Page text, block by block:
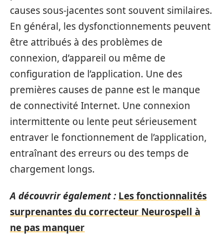
causes sous-jacentes sont souvent similaires.
En général, les dysfonctionnements peuvent
être attribués à des problèmes de
connexion, d’appareil ou même de
configuration de l’application. Une des
premières causes de panne est le manque
de connectivité Internet. Une connexion
intermittente ou lente peut sérieusement
entraver le fonctionnement de l’application,
entraînant des erreurs ou des temps de
chargement longs.
A découvrir également : Les fonctionnalités
surprenantes du correcteur Neurospell à
ne pas manquer